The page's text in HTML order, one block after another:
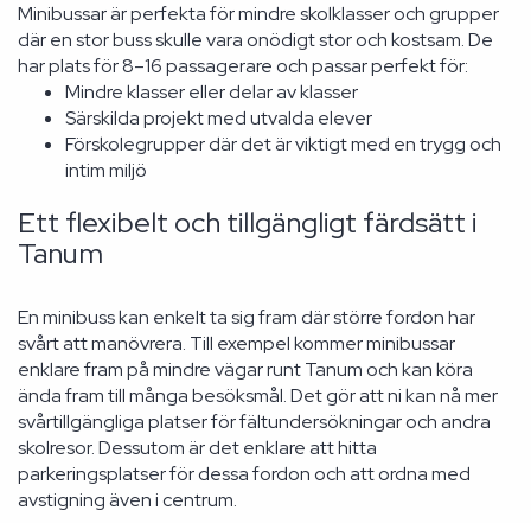
Minibussar är perfekta för mindre skolklasser och grupper
där en stor buss skulle vara onödigt stor och kostsam. De
har plats för 8–16 passagerare och passar perfekt för:
Mindre klasser eller delar av klasser
Särskilda projekt med utvalda elever
Förskolegrupper där det är viktigt med en trygg och
intim miljö
Ett flexibelt och tillgängligt färdsätt i
Tanum
En minibuss kan enkelt ta sig fram där större fordon har
svårt att manövrera. Till exempel kommer minibussar
enklare fram på mindre vägar runt Tanum och kan köra
ända fram till många besöksmål. Det gör att ni kan nå mer
svårtillgängliga platser för fältundersökningar och andra
skolresor. Dessutom är det enklare att hitta
parkeringsplatser för dessa fordon och att ordna med
avstigning även i centrum.